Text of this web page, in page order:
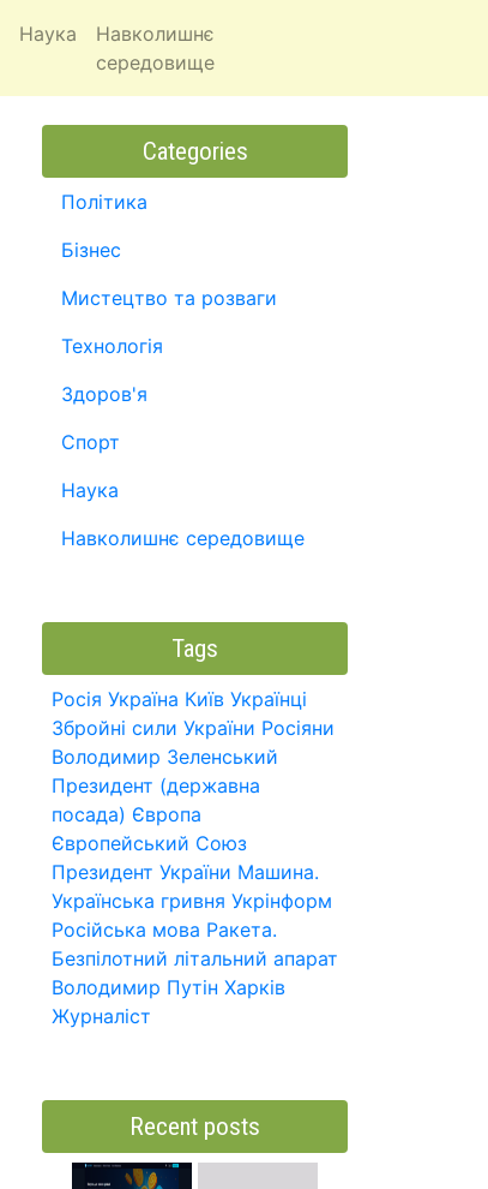
Наука
Навколишнє
середовище
Categories
Політика
Бізнес
Мистецтво та розваги
Технологія
Здоров'я
Спорт
Наука
Навколишнє середовище
Tags
Росія Україна Київ Українці
Збройні сили України Росіяни
Володимир Зеленський
Президент (державна
посада) Європа
Європейський Союз
Президент України Машина.
Українська гривня Укрінформ
Російська мова Ракета.
Безпілотний літальний апарат
Володимир Путін Харків
Журналіст
Recent posts